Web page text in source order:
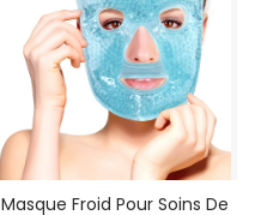
Masque Froid Pour Soins De